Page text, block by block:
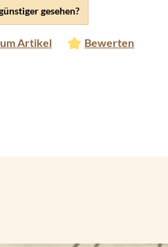
gesehen?
Artikel Bewerten